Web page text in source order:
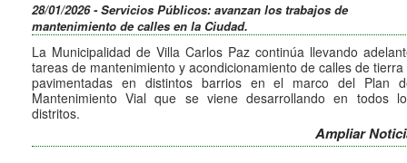
28/01/2026 - Servicios Públicos: avanzan los trabajos de
mantenimiento de calles en la Ciudad.
La Municipalidad de Villa Carlos Paz continúa llevando
tareas de mantenimiento y acondicionamiento de calles de tierra
pavimentadas en distintos barrios en el marco del Plan
Mantenimiento Vial que se viene desarrollando en todos
distritos.
Arreglo de calles de tierra en Distrito Sur y Oeste
Ampliar